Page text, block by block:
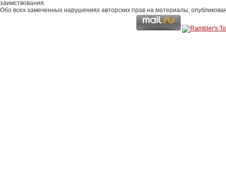
заимствования.
Обо всех замеченных нарушениях авторских прав на материалы,